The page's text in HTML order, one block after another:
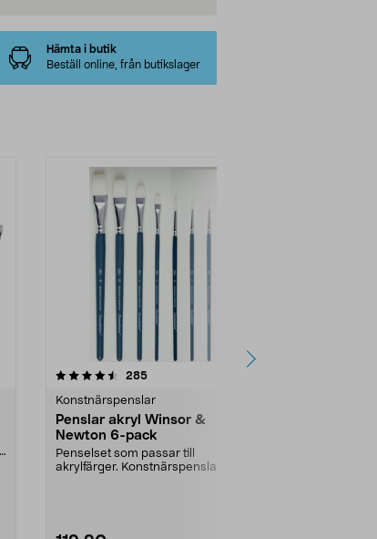
Hämta i butik
Beställ online, från butikslager
285recensioner
Konstnärspenslar
Penslar akryl Winsor &
Newton 6-pack
Penselset som passar till
akrylfärger. Konstnärspenslar med
4.5 av 5 stjärnor